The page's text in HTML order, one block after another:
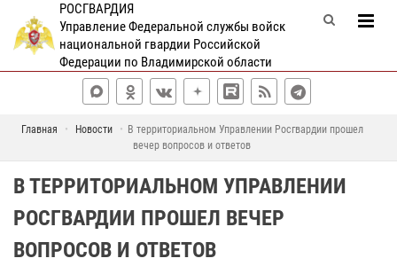
РОСГВАРДИЯ
Управление Федеральной службы войск
национальной гвардии Российской
Федерации по Владимирской области
Главная Новости
В территориальном Управлении Росгвардии прошел
вечер вопросов и ответов
В ТЕРРИТОРИАЛЬНОМ УПРАВЛЕНИИ
РОСГВАРДИИ ПРОШЕЛ ВЕЧЕР
ВОПРОСОВ И ОТВЕТОВ